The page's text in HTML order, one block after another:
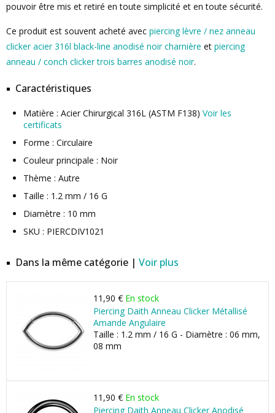
pouvoir être mis et retiré en toute simplicité et en toute sécurité.
Ce produit est souvent acheté avec piercing lèvre / nez anneau
clicker acier 316l black-line anodisé noir charnière et piercing
anneau / conch clicker trois barres anodisé noir.
Caractéristiques
Matière : Acier Chirurgical 316L (ASTM F138) Voir les
certificats
Forme : Circulaire
Couleur principale : Noir
Thème : Autre
Taille : 1.2 mm / 16 G
Diamètre : 10 mm
SKU : PIERCDIV1021
Dans la même catégorie | Voir plus
11,90 € En stock
Piercing Daith Anneau Clicker Métallisé
Amande Angulaire
Taille : 1.2 mm / 16 G - Diamètre : 06 mm,
08 mm
11,90 € En stock
Piercing Daith Anneau Clicker Anodisé